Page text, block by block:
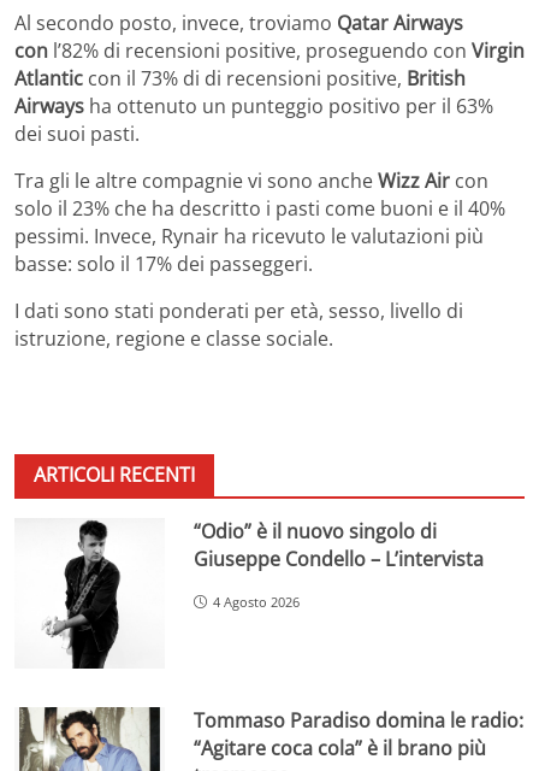
Al secondo posto, invece, troviamo Qatar Airways
con l’82% di recensioni positive, proseguendo con Virgin
Atlantic con il 73% di di recensioni positive, British
Airways ha ottenuto un punteggio positivo per il 63%
dei suoi pasti.
Tra gli le altre compagnie vi sono ancheWizz Air con
solo il 23% che ha descritto i pasti come buoni e il 40%
pessimi. Invece, Rynair ha ricevuto le valutazioni più
basse: solo il 17% dei passeggeri.
I dati sono stati ponderati per età, sesso, livello di
istruzione, regione e classe sociale.
ARTICOLI RECENTI
“Odio” è il nuovo singolo di
Giuseppe Condello – L’intervista
4 Agosto 2026
Tommaso Paradiso domina le radio:
“Agitare coca cola” è il brano più